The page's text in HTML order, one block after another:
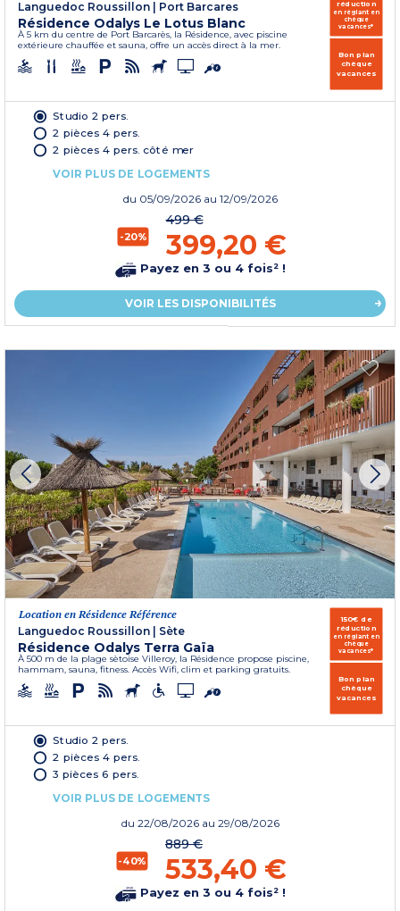
Languedoc Roussillon | Port Barcares
Résidence Odalys Le Lotus Blanc
À 5 km du centre de Port Barcarès, la Résidence, avec piscine
extérieure chauffée et sauna, offre un accès direct à la mer.
réduction
en réglant en
chèque
vacances*
Bon plan
chèque
vacances
Studio 2 pers.
2 pièces 4 pers.
2 pièces 4 pers. côté mer
VOIR PLUS DE LOGEMENTS
du 05/09/2026 au 12/09/2026
-20%
499 €
399,20 €
Payez en 3 ou 4 fois² !
VOIR LES DISPONIBILITÉS
Location en Résidence Référence
Languedoc Roussillon | Sète
Résidence Odalys Terra Gaïa
À 500 m de la plage sètoise Villeroy, la Résidence propose piscine,
hammam, sauna, fitness. Accès Wifi, clim et parking gratuits.
150€ de
réduction
en réglant en
chèque
vacances*
Bon plan
chèque
vacances
Studio 2 pers.
2 pièces 4 pers.
3 pièces 6 pers.
VOIR PLUS DE LOGEMENTS
du 22/08/2026 au 29/08/2026
-40%
889 €
533,40 €
Payez en 3 ou 4 fois² !